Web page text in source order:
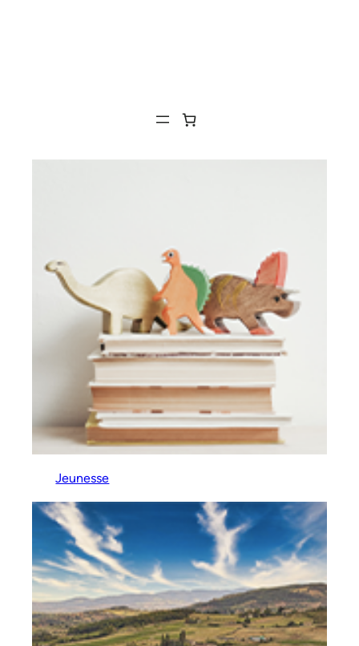
Jeunesse